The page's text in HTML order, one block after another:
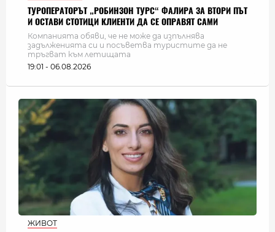
ТУРОПЕРАТОРЪТ „РОБИНЗОН ТУРС“ ФАЛИРА ЗА ВТОРИ ПЪТ
И ОСТАВИ СТОТИЦИ КЛИЕНТИ ДА СЕ ОПРАВЯТ САМИ
Компанията обяви, че не може да изпълнява
задълженията си и посъветва туристите да не
тръгват към летищата
19:01 - 06.08.2026
ЖИВОТ